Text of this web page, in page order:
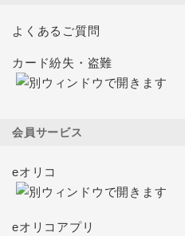
よくあるご質問
カード紛失・盗難
会員サービス
eオリコ
eオリコアプリ